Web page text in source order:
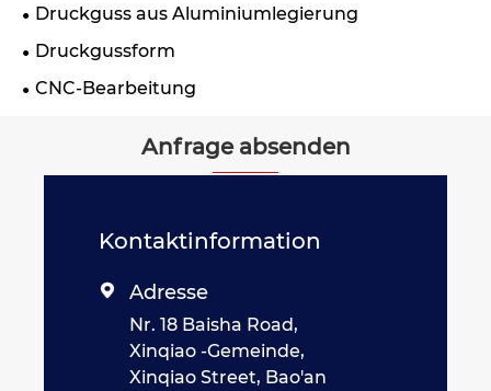
Druckguss aus Aluminiumlegierung
Druckgussform
CNC-Bearbeitung
Anfrage absenden
Kontaktinformation
 Adresse
Nr. 18 Baisha Road,
Xinqiao -Gemeinde,
Xinqiao Street, Bao'an